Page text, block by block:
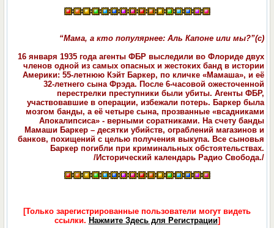
“Мама, а кто популярнее: Аль Капоне или мы?”(с)
16 января 1935 года агенты ФБР выследили во Флориде двух
членов одной из самых опасных и жестоких банд в истории
Америки: 55-летнюю Кэйт Баркер, по кличке «Мамаша», и её
32-летнего сына Фрэда. После 6-часовой ожесточенной
перестрелки преступники были убиты. Агенты ФБР,
участвовавшие в операции, избежали потерь. Баркер была
мозгом банды, а её четыре сына, прозванные «всадниками
Апокалипсиса» - верными соратниками. На счету банды
Мамаши Баркер – десятки убийств, ограблений магазинов и
банков, похищений с целью получения выкупа. Все сыновья
Баркер погибли при криминальных обстоятельствах.
/Исторический календарь Радио Свобода./
[Только зарегистрированные пользователи могут видеть
ссылки. Нажмите Здесь для Регистрации]